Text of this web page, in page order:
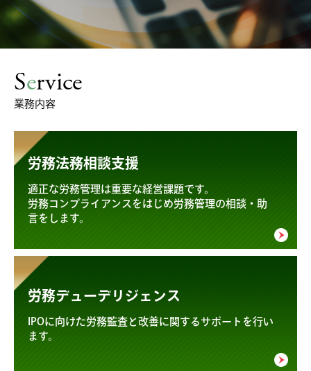
Service
業務内容
労務法務相談支援
適正な労務管理は重要な経営課題です。
労務コンプライアンスをはじめ労務管理の相談・助
言をします。
労務デューデリジェンス
IPOに向けた労務監査と改善に関するサポートを行い
ます。